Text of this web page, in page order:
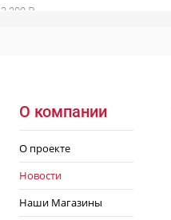
3 200 ₽
О компании
О проекте
Новости
Наши Магазины